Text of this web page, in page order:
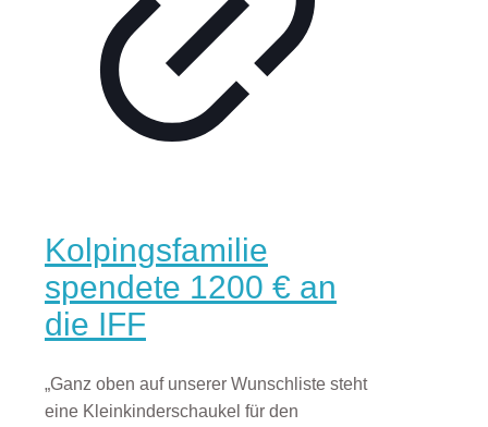
Kolpingsfamilie
spendete 1200 € an
die IFF
„Ganz oben auf unserer Wunschliste steht
eine Kleinkinderschaukel für den